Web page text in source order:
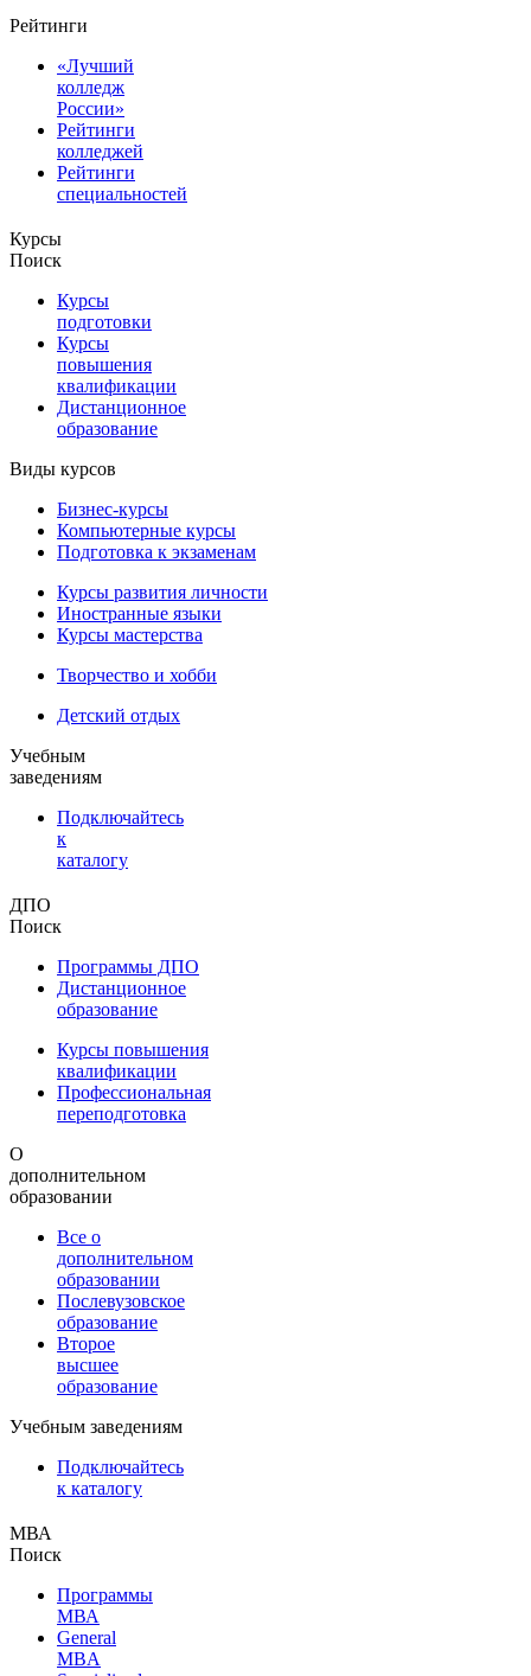
Рейтинги
«Лучший
колледж
России»
Рейтинги
колледжей
Рейтинги
специальностей
Курсы
Поиск
Курсы
подготовки
Курсы
повышения
квалификации
Дистанционное
образование
Виды курсов
Бизнес-курсы
Компьютерные курсы
Подготовка к экзаменам
Курсы развития личности
Иностранные языки
Курсы мастерства
Творчество и хобби
Детский отдых
Учебным
заведениям
Подключайтесь
к
каталогу
ДПО
Поиск
Программы ДПО
Дистанционное
образование
Курсы повышения
квалификации
Профессиональная
переподготовка
О
дополнительном
образовании
Все о
дополнительном
образовании
Послевузовское
образование
Второе
высшее
образование
Учебным заведениям
Подключайтесь
к каталогу
МВА
Поиск
Программы
МВА
General
MBA